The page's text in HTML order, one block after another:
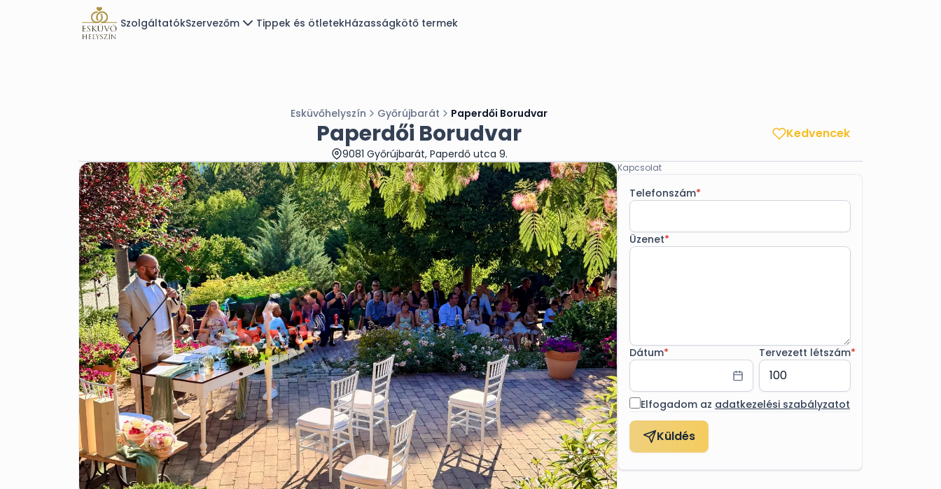
SzolgáltatókSzervezőm Tippek és ötletekHázasságkötő termek
Esküvőhelyszín Győrújbarát Paperdői Borudvar
Paperdői Borudvar
9081 Győrújbarát, Paperdő utca 9.
Kedvencek
Kapcsolat
Telefonszám*
Üzenet*
Dátum* Tervezett létszám*
Elfogadom az adatkezelési szabályzatot
Küldés